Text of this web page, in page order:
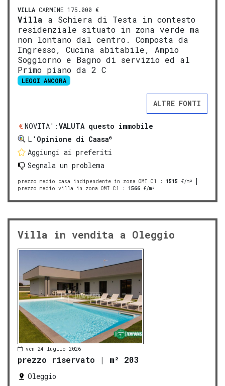
VILLA CARMINE 175.000 €
Villa a Schiera di Testa in contesto
residenziale situato in zona verde ma
non lontano dal centro. Composta da
Ingresso, Cucina abitabile, Ampio
Soggiorno e Bagno di servizio ed al
Primo piano da 2 C
LEGGI ANCORA
ALTRE FONTI
NOVITA':VALUTA questo immobile
L' Opinione di Caasa®
Aggiungi ai preferiti
Segnala un problema
prezzo medio casa indipendente in zona OMI C1 : 1515 €/m²
prezzo medio villa in zona OMI C1
: 1566 €/m²
Villa in vendita a Oleggio
ven 24 luglio 2026
prezzo riservato | m² 203
Oleggio